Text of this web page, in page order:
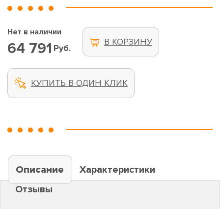
Нет в наличии
64 791 Руб.
В КОРЗИНУ
КУПИТЬ В ОДИН КЛИК
Описание
Характеристики
Отзывы